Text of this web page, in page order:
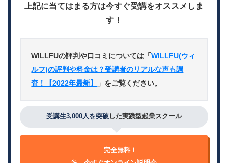
上記に当てはまる方は今すぐ受講をオススメしま
す！
WILLFUの評判や口コミについては「WILLFU(ウィ
ルフ)の評判や料金は？受講者のリアルな声も調
査！【2022年最新】
」をご覧ください。
受講生3,000人を突破 した実践型起業スクール
完全無料！